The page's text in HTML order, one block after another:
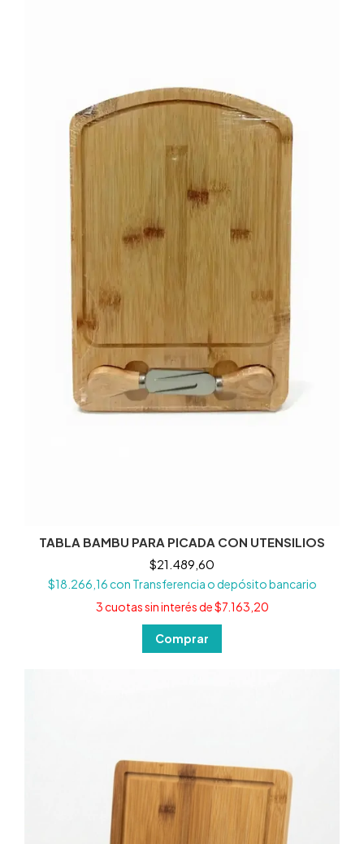
TABLA BAMBU PARA PICADA CON UTENSILIOS
$21.489,60
$18.266,16con Transferencia o depósito bancario
3cuotas sin interés de$7.163,20